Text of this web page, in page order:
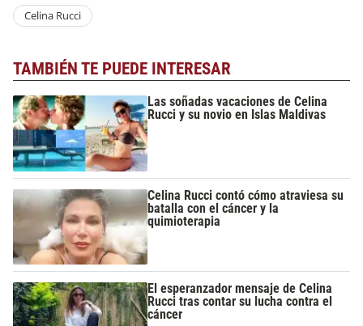
Celina Rucci
TAMBIÉN TE PUEDE INTERESAR
Las soñadas vacaciones de Celina
Rucci y su novio en Islas Maldivas
Celina Rucci contó cómo atraviesa su
batalla con el cáncer y la
quimioterapia
El esperanzador mensaje de Celina
Rucci tras contar su lucha contra el
cáncer